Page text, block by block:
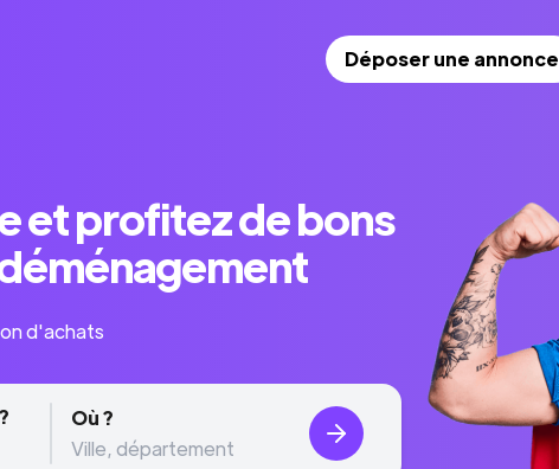
Déposer une annonce
et profitez de bons
d'achats
Où ?